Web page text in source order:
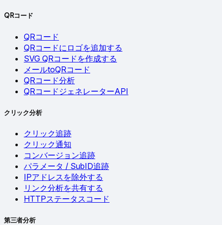
QRコード
QRコード
QRコードにロゴを追加する
SVG QRコードを作成する
メールtoQRコード
QRコード分析
QRコードジェネレーターAPI
クリック分析
クリック追跡
クリック通知
コンバージョン追跡
パラメータ / SubID追跡
IPアドレスを除外する
リンク分析を共有する
HTTPステータスコード
第三者分析